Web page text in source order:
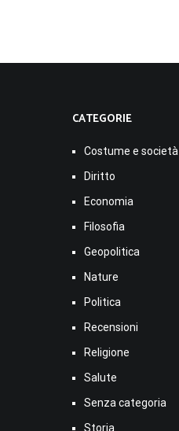
CATEGORIE
Costume e società
Diritto
Economia
Filosofia
Geopolitica
Nature
Politica
Recensioni
Religione
Salute
Senza categoria
Storia